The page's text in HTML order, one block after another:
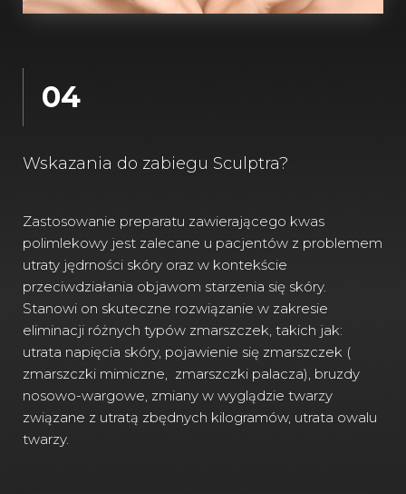
04
Wskazania do zabiegu Sculptra?
Zastosowanie preparatu zawierającego kwas
polimlekowy jest zalecane u pacjentów z problemem
utraty jędrności skóry oraz w kontekście
przeciwdziałania objawom starzenia się skóry.
Stanowi on skuteczne rozwiązanie w zakresie
eliminacji różnych typów zmarszczek, takich jak:
utrata napięcia skóry, pojawienie się zmarszczek (
zmarszczki mimiczne, zmarszczki palacza), bruzdy
nosowo-wargowe, zmiany w wyglądzie twarzy
związane z utratą zbędnych kilogramów, utrata owalu
twarzy.